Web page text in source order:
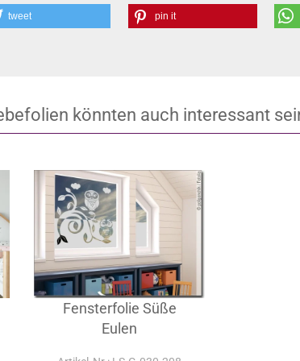
tweet pin it
könnten auch interessant
Fensterfolie Süße
Eulen